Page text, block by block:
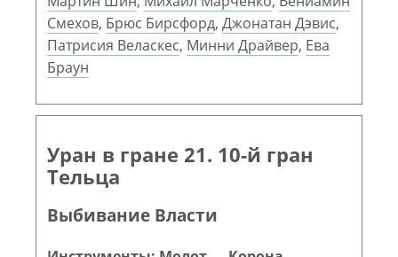
Смехов, Брюс Бирсфорд, Джонатан Дэвис,
Патрисия Веласкес, Минни Драйвер, Ева
Браун
Уран в гране 21. 10-й гран
Тельца
Выбивание Власти